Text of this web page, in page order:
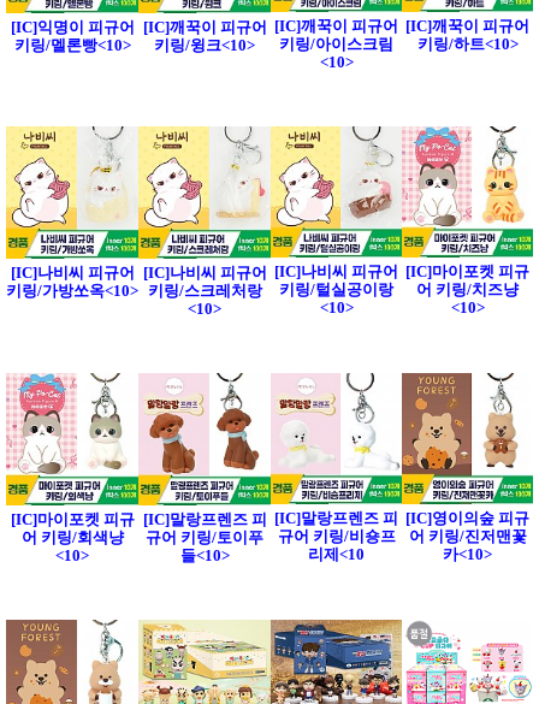
[IC]익명이 피규어
키링/멜론빵<10>
[IC]깨꾹이 피규어
키링/윙크<10>
[IC]깨꾹이 피규어
키링/아이스크림
<10>
[IC]깨꾹이 피규어
키링/하트<10>
[IC]나비씨 피규어
키링/가방쏘옥<10>
[IC]나비씨 피규어
키링/스크레처랑
<10>
[IC]나비씨 피규어
키링/털실공이랑
<10>
[IC]마이포켓 피규
어 키링/치즈냥
<10>
[IC]마이포켓 피규
어 키링/회색냥
<10>
[IC]말랑프렌즈 피
규어 키링/토이푸
들<10>
[IC]말랑프렌즈 피
규어 키링/비숑프
리제<10
[IC]영이의숲 피규
어 키링/진저맨꽃
카<10>